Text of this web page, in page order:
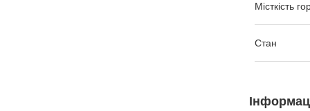
Місткість
Стан